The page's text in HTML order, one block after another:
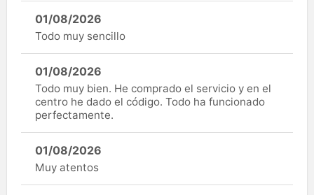
01/08/2026
Todo muy sencillo
01/08/2026
Todo muy bien. He comprado el servicio y en el
centro he dado el código. Todo ha funcionado
perfectamente.
01/08/2026
Muy atentos